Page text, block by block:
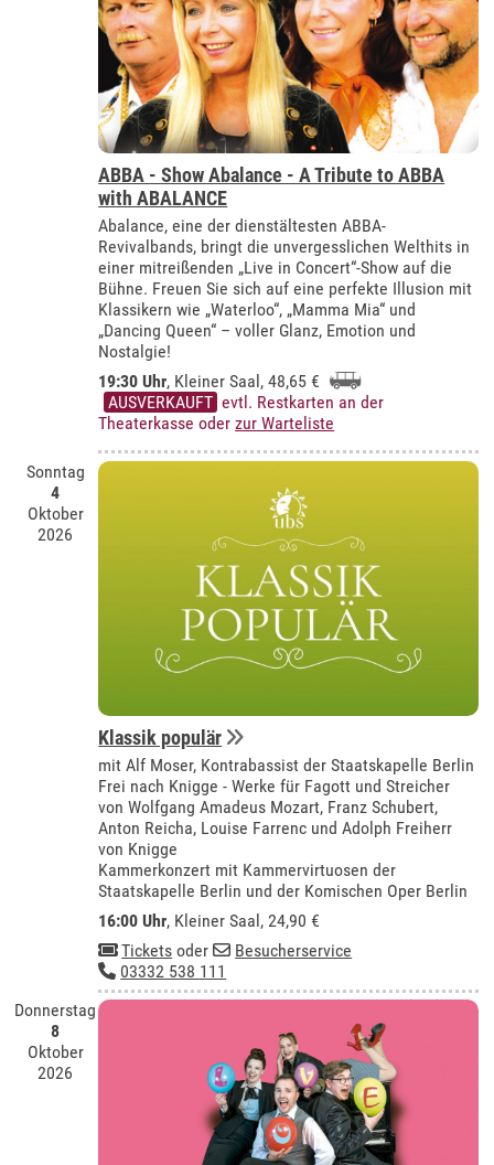
ABBA - Show Abalance - A Tribute to ABBA
with ABALANCE
Abalance, eine der dienstältesten ABBA-
Revivalbands, bringt die unvergesslichen Welthits in
einer mitreißenden „Live in Concert“-Show auf die
Bühne. Freuen Sie sich auf eine perfekte Illusion mit
Klassikern wie „Waterloo“, „Mamma Mia“ und
„Dancing Queen“ – voller Glanz, Emotion und
Nostalgie!
19:30 Uhr, Kleiner Saal, 48,65 €
AUSVERKAUFT evtl. Restkarten an der
Theaterkasse oderzur Warteliste
Sonntag
4
Oktober
2026
Klassik populär
mit Alf Moser, Kontrabassist der Staatskapelle Berlin
Frei nach Knigge - Werke für Fagott und Streicher
von Wolfgang Amadeus Mozart, Franz Schubert,
Anton Reicha, Louise Farrenc und Adolph Freiherr
von Knigge
Kammerkonzert mit Kammervirtuosen der
Staatskapelle Berlin und der Komischen Oper Berlin
16:00 Uhr, Kleiner Saal, 24,90 €
Tickets oder
Besucherservice
03332 538 111
Donnerstag
8
Oktober
2026